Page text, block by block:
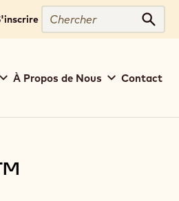
Chercher
À Propos de Nous Contact